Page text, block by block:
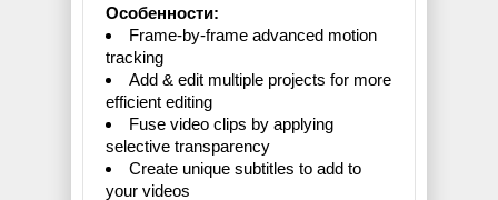
Особенности:
Frame-by-frame advanced motion
tracking
Add & edit multiple projects for more
efficient editing
Fuse video clips by applying
selective transparency
Create unique subtitles to add to
your videos